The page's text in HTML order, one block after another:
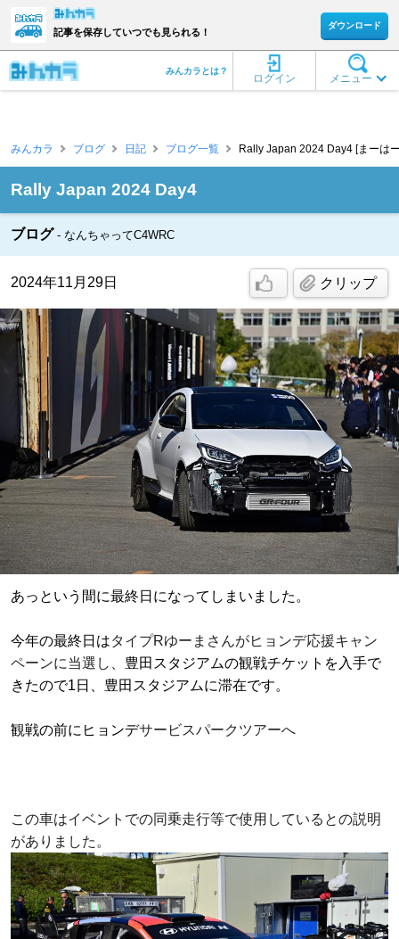
記事を保存していつでも見られる！
ダウンロード
メニュー
ログイン
みんカラとは？
みんカラ ブログ 日記 ブログ一覧 Rally Japan 2024 Day4 [まーは
Rally Japan 2024 Day4
ブログ なんちゃってC4WRC
2024年11月29日 クリップ
あっという間に最終日になってしまいました。
今年の最終日はタイプRゆーまさんがヒョンデ応援キャン
ペーンに当選し、 豊田スタジアムの観戦チケットを入手で
きたので1日、豊田スタジアムに滞在です。
観戦の前にヒョンデサービスパークツアーへ
この車はイベントでの同乗走行等で使用しているとの説明
がありました。